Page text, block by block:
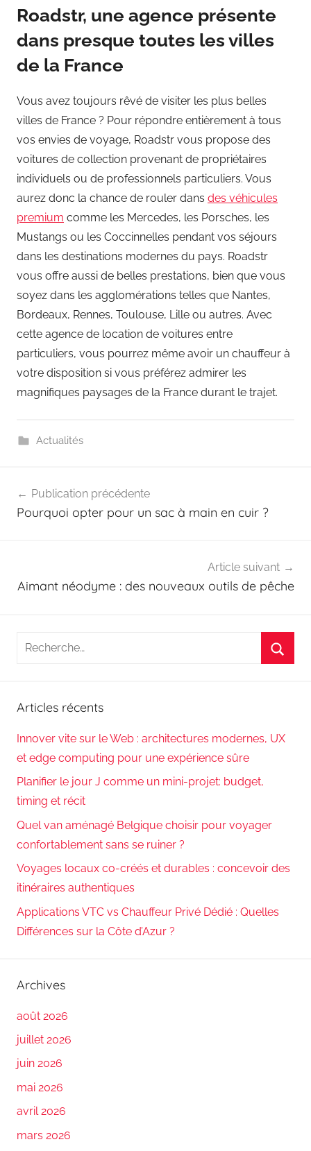
Roadstr, une agence présente
dans presque toutes les villes
de la France
Vous avez toujours rêvé de visiter les plus belles
villes de France ? Pour répondre entièrement à tous
vos envies de voyage, Roadstr vous propose des
voitures de collection provenant de propriétaires
individuels ou de professionnels particuliers. Vous
aurez donc la chance de rouler dans des véhicules
premium comme les Mercedes, les Porsches, les
Mustangs ou les Coccinnelles pendant vos séjours
dans les destinations modernes du pays. Roadstr
vous offre aussi de belles prestations, bien que vous
soyez dans les agglomérations telles que Nantes,
Bordeaux, Rennes, Toulouse, Lille ou autres. Avec
cette agence de location de voitures entre
particuliers, vous pourrez même avoir un chauffeur à
votre disposition si vous préférez admirer les
magnifiques paysages de la France durant le trajet.
Actualités
de
Publication précédente
Pourquoi opter pour un sac à main en cuir ?
Article suivant
Aimant néodyme : des nouveaux outils de pêche
Recherche
Articles récents
Innover vite sur le Web : architectures modernes, UX
et edge computing pour une expérience sûre
Planifier le jour J comme un mini-projet: budget,
timing et récit
Quel van aménagé Belgique choisir pour voyager
confortablement sans se ruiner ?
Voyages locaux co-créés et durables : concevoir des
itinéraires authentiques
Applications VTC vs Chauffeur Privé Dédié : Quelles
Différences sur la Côte d’Azur ?
Archives
août 2026
juillet 2026
juin 2026
mai 2026
avril 2026
mars 2026